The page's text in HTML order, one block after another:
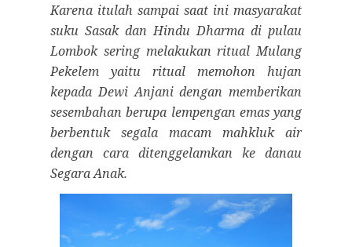
Karena itulah sampai saat ini masyarakat
suku Sasak dan Hindu Dharma di pulau
Lombok sering melakukan ritual Mulang
Pekelem yaitu ritual memohon hujan
kepada Dewi Anjani dengan memberikan
sesembahan berupa lempengan emas yang
berbentuk segala macam mahkluk air
dengan cara ditenggelamkan ke danau
Segara Anak.